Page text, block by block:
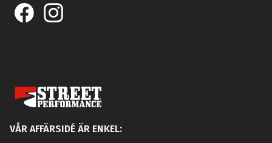
VÅR AFFÄRSIDÉ ÄR ENKEL: